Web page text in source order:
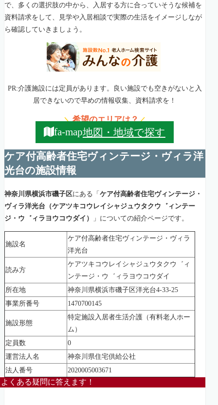
で、多くの選択肢の中から、入居する方に合っていそうな候補を
資料請求をして、見学や入居相談で実際の生活をイメージしなが
ら確認していきましょう。
PR:介護施設には定員があります。良い施設でも空きがないと入
居できないので早めの情報収集、資料請求を！
＼希望のエリアは？／
fa-map地図・地域で探す
ケア付高齢者住宅ヴィンテージ・ヴィラ洋
光台の施設情報
神奈川県横浜市磯子区にある「 ケア付高齢者住宅ヴィンテージ・
ヴィラ洋光台（ケアツキコウレイシャジュウタクウ゛ィンテー
ジ・ウ゛ィラヨウコウダイ）
」についての紹介ページです。
施設名
ケア付高齢者住宅ヴィンテージ・ヴィラ
洋光台
読み方
ケアツキコウレイシャジュウタクウ゛ィ
ンテージ・ウ゛ィラヨウコウダイ
所在地
神奈川県横浜市磯子区洋光台4-33-25
事業所番号
1470700145
施設形態
特定施設入居者生活介護（有料老人ホー
ム）
定員数
0
運営法人名
神奈川県住宅供給公社
法人番号
2020005003671
よくある疑問に答えます！